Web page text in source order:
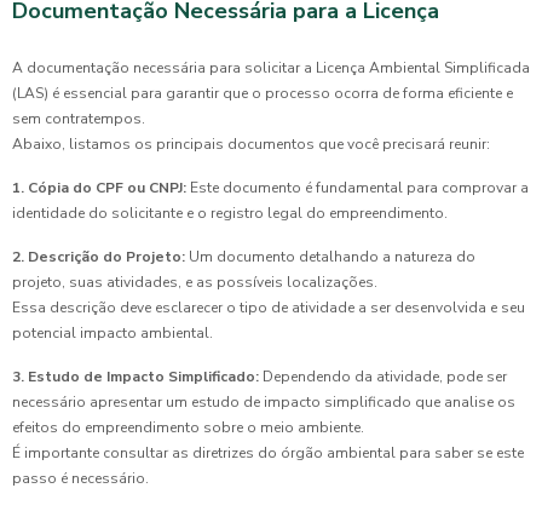
Documentação Necessária para a Licença
A documentação necessária para solicitar a Licença Ambiental Simplificada
(LAS) é essencial para garantir que o processo ocorra de forma eficiente e
sem contratempos.
Abaixo, listamos os principais documentos que você precisará reunir:
1. Cópia do CPF ou CNPJ: Este documento é fundamental para comprovar a
identidade do solicitante e o registro legal do empreendimento.
2. Descrição do Projeto: Um documento detalhando a natureza do
projeto, suas atividades, e as possíveis localizações.
Essa descrição deve esclarecer o tipo de atividade a ser desenvolvida e seu
potencial impacto ambiental.
3. Estudo de Impacto Simplificado: Dependendo da atividade, pode ser
necessário apresentar um estudo de impacto simplificado que analise os
efeitos do empreendimento sobre o meio ambiente.
É importante consultar as diretrizes do órgão ambiental para saber se este
passo é necessário.